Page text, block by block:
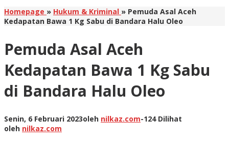
Homepage » Hukum & Kriminal » Pemuda Asal Aceh
Kedapatan Bawa 1 Kg Sabu di Bandara Halu Oleo
Pemuda Asal Aceh
Kedapatan Bawa 1 Kg Sabu
di Bandara Halu Oleo
Senin, 6 Februari 2023oleh nilkaz.com-124 Dilihat
oleh nilkaz.com